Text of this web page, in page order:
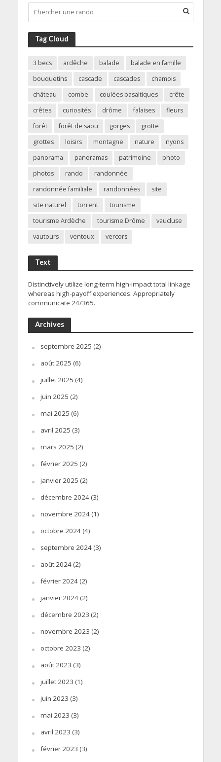
Tag Cloud
3 becs ardêche balade
balade en famille
bouquetins
cascade cascades
chamois
château
combe coulées basaltiques
crête
crêtes
curiosités drôme falaises
fleurs
forêt
forêt de saou gorges
grotte
grottes
loisirs montagne nature
nyons
panorama
panoramas patrimoine
photo
photos
rando
randonnée
randonnée familiale
randonnées
site
site naturel
torrent
tourisme
tourisme Ardèche
tourisme Drôme
vaucluse
vautours
ventoux vercors
Text
Distinctively utilize long-term high-impact total linkage
whereas high-payoff experiences. Appropriately
communicate 24/365.
Archives
septembre 2025 (2)
août 2025 (6)
juillet 2025 (4)
juin 2025 (2)
mai 2025 (6)
avril 2025 (3)
mars 2025 (2)
février 2025 (2)
janvier 2025 (2)
décembre 2024(3)
novembre 2024(1)
octobre 2024(4)
septembre 2024(3)
août 2024(2)
février 2024(2)
janvier 2024(2)
décembre 2023 (2)
novembre 2023 (2)
octobre 2023 (2)
août 2023 (3)
juillet 2023 (1)
juin 2023 (3)
mai 2023 (3)
avril 2023 (3)
février 2023 (3)